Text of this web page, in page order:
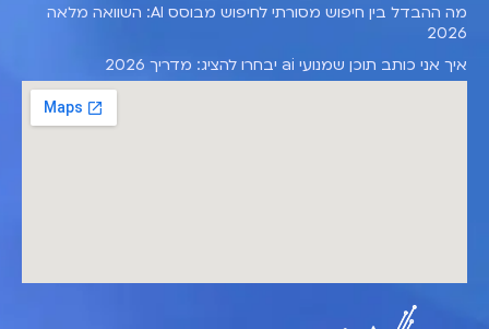
מה ההבדל בין חיפוש מסורתי לחיפוש מבוסס AI: השוואה מלאה
2026
איך אני כותב תוכן שמנועי ai יבחרו להציג: מדריך 2026